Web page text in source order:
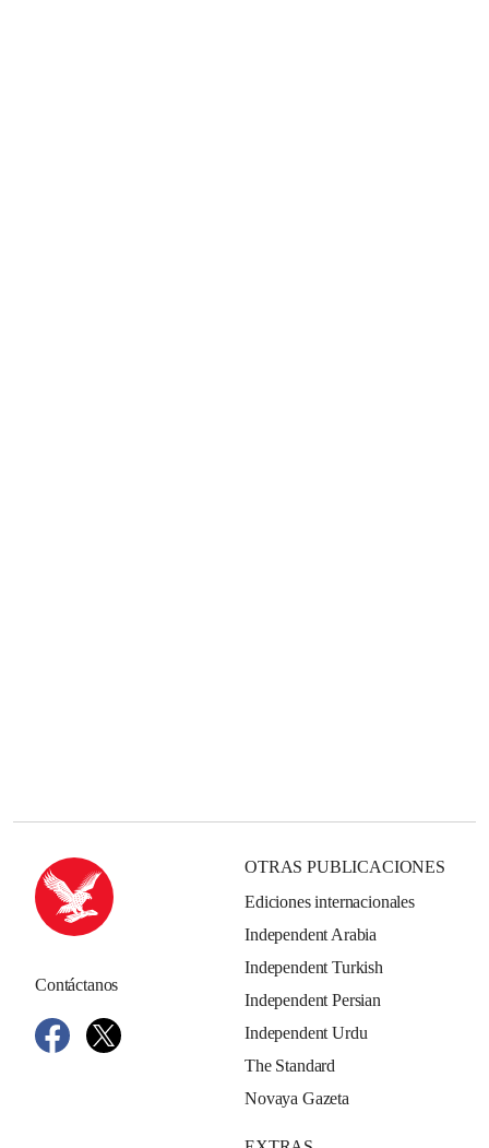
Contáctanos
OTRAS PUBLICACIONES
Ediciones internacionales
Independent Arabia
Independent Turkish
Independent Persian
Independent Urdu
The Standard
Novaya Gazeta